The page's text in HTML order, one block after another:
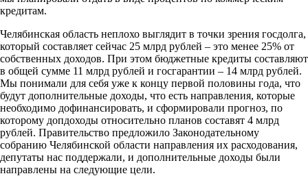
кредитам.
Челябинская область неплохо выглядит в точки зрения госдолга,
который составляет сейчас 25 млрд рублей – это менее 25% от
собственных доходов. При этом бюджетные кредиты составляют
в общей сумме 11 млрд рублей и госгарантии – 14 млрд рублей.
Мы понимали для себя уже к концу первой половины года, что
будут дополнительные доходы, что есть направления, которые
необходимо дофинансировать, и сформировали прогноз, по
которому допдоходы относительно планов составят 4 млрд
рублей. Правительство предложило Законодательному
собранию Челябинской области направления их расходования,
депутаты нас поддержали, и дополнительные доходы были
направлены на следующие цели.